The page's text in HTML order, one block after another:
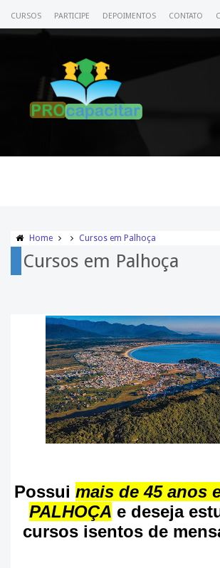
CURSOS PARTICIPE DEPOIMENTOS CONTATO
Home Cursos em Palhoça
Cursos em Palhoça
Possui mais de 45 anos
PALHOÇA e deseja
cursos isentos de